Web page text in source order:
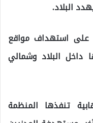
البلاد.
على استهداف مواقع
داخل البلاد وشمالي
تنفذها المنظمة